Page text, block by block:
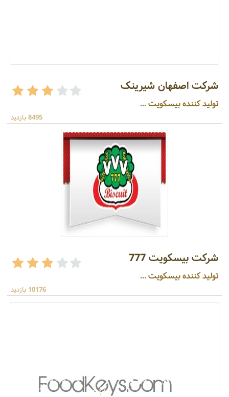
شرکت اصفهان شیرینک
تولید کننده بیسکویت ...
8495 بازدید
شرکت بیسکویت 777
تولید کننده بیسکویت ...
10176 بازدید